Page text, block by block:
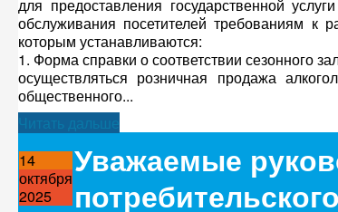
для предоставления государственной
обслуживания посетителей требованиям к
которым устанавливаются:
1. Форма справки о соответствии сезонного
осуществляться розничная продажа
общественного...
Читать дальше
14
октября
2025
Уважаемые